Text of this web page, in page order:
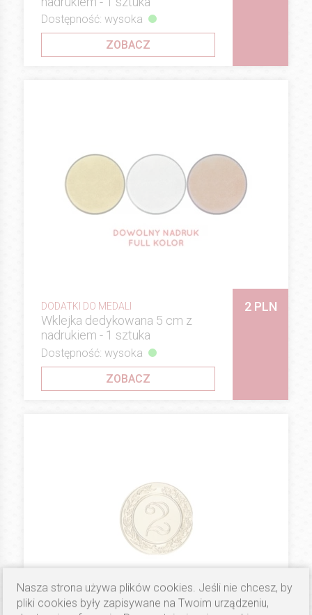
Dostępność: wysoka
ZOBACZ
DODATKI DO MEDALI
Wklejka dedykowana 5 cm z
nadrukiem - 1 sztuka
2 PLN
Dostępność: wysoka
ZOBACZ
Nasza strona używa plików cookies. Jeśli nie chcesz, by
pliki cookies były zapisywane na Twoim urządzeniu,